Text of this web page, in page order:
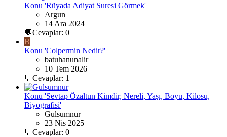
Konu 'Rüyada Adiyat Suresi Görmek'
Argun
14 Ara 2024
💬Cevaplar: 0
B
Konu 'Colpermin Nedir?'
batuhanunalir
10 Tem 2026
💬Cevaplar: 1
Konu 'Sevtap Özaltun Kimdir, Nereli, Yaşı, Boyu, Kilosu,
Biyografisi'
Gulsumnur
23 Nis 2025
💬Cevaplar: 0